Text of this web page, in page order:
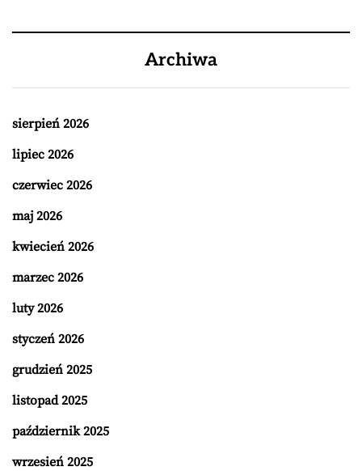
Archiwa
sierpień 2026
lipiec 2026
czerwiec 2026
maj 2026
kwiecień 2026
marzec 2026
luty 2026
styczeń 2026
grudzień 2025
listopad 2025
październik 2025
wrzesień 2025